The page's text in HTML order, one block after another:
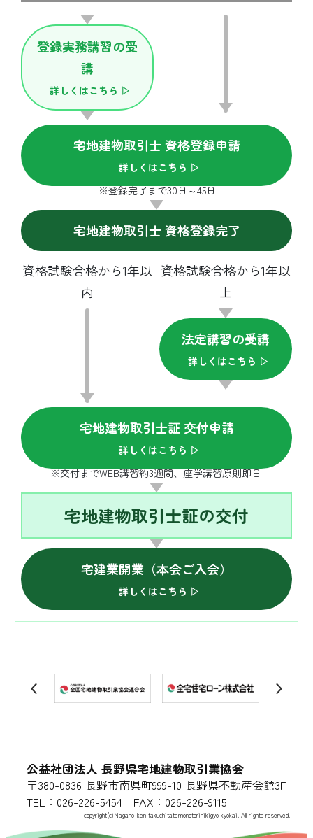
登録実務講習の受
講
詳しくはこちら ▷
宅地建物取引士 資格登録申請
詳しくはこちら ▷
※登録完了まで30日～45日
宅地建物取引士 資格登録完了
資格試験合格から1年以
内
資格試験合格から1年以
上
法定講習の受講
詳しくはこちら ▷
宅地建物取引士証 交付申請
詳しくはこちら ▷
※交付までWEB講習約3週間、座学講習原則即日
宅地建物取引士証の交付
宅建業開業（本会ご入会）
詳しくはこちら ▷
公益社団法人 長野県宅地建物取引業協会
〒380-0836 長野市南県町999-10 長野県不動産会館3F
TEL：026-226-5454 FAX：026-226-9115
copyright(c)Nagano-ken takuchitatemonotorihikigyo kyokai. All rights reserved.